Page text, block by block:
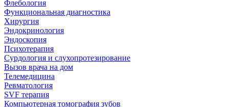
Флебология
Функциональная диагностика
Хирургия
Эндокринология
Эндоскопия
Психотерапия
Сурдология и слухопротезирование
Вызов врача на дом
Телемедицина
Ревматология
SVF терапия
Компьютерная томография зубов